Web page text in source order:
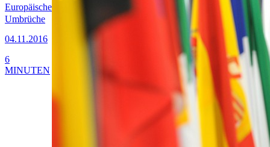
Europäische
Umbrüche
04.11.2016
6
MINUTEN